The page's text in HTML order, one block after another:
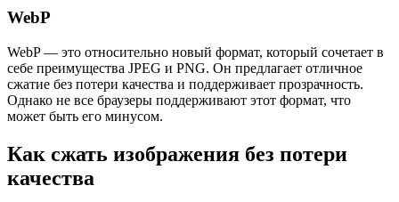
WebP
WebP — это относительно новый формат, который сочетает в
себе преимущества JPEG и PNG. Он предлагает отличное
сжатие без потери качества и поддерживает прозрачность.
Однако не все браузеры поддерживают этот формат, что
может быть его минусом.
Как сжать изображения без потери
качества